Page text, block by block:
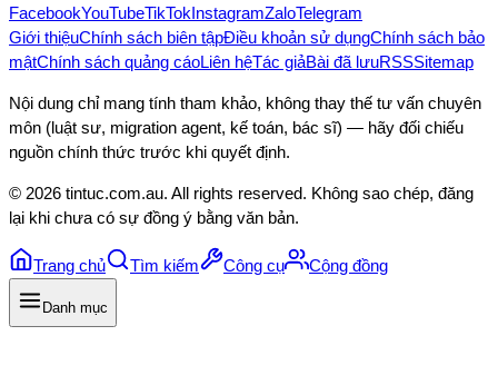
FacebookYouTubeTikTokInstagramZaloTelegram
Giới thiệuChính sách biên tậpĐiều khoản sử dụngChính sách bảo
mậtChính sách quảng cáoLiên hệTác giảBài đã lưuRSSSitemap
Nội dung chỉ mang tính tham khảo, không thay thế tư vấn chuyên
môn (luật sư, migration agent, kế toán, bác sĩ) — hãy đối chiếu
nguồn chính thức trước khi quyết định.
© 2026 tintuc.com.au. All rights reserved. Không sao chép, đăng
lại khi chưa có sự đồng ý bằng văn bản.
Trang chủ Tìm kiếm Công cụ Cộng đồng
Danh mục